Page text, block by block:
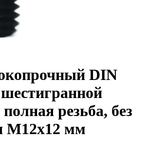
DIN
шестигранной
резьба, без
M12x12 мм